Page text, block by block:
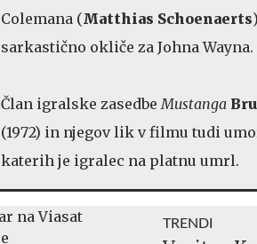
Colemana (Matthias Schoenaerts
sarkastično okliče za Johna Wayna.
Član igralske zasedbe Mustanga
(1972) in njegov lik v filmu tudi
katerih je igralec na platnu umrl.
TRENDI